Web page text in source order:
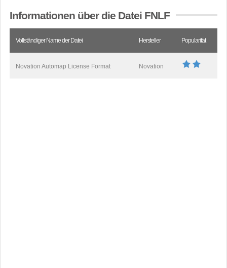
Informationen über die Datei FNLF
Vollständiger Name der Datei Hersteller Popularität
Novation Automap License Format Novation